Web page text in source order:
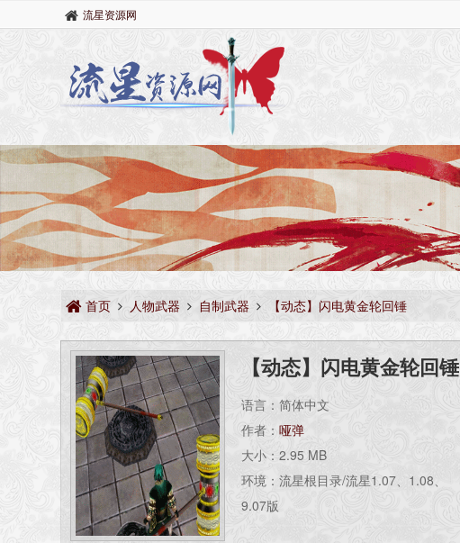
流星资源网
首页 人物武器 自制武器 【动态】闪电黄金轮回锤
【动态】闪电黄金轮回锤
语言：简体中文
作者：哑弹
大小：2.95 MB
环境：流星根目录/流星1.07、1.08、
9.07版